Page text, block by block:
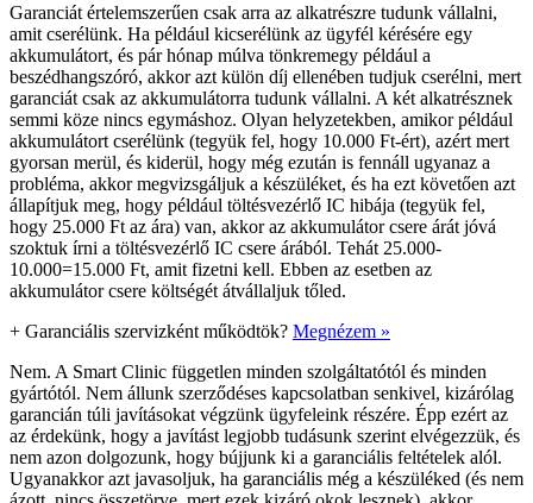
Garanciát értelemszerűen csak arra az alkatrészre tudunk vállalni,
amit cserélünk. Ha például kicserélünk az ügyfél kérésére egy
akkumulátort, és pár hónap múlva tönkremegy például a
beszédhangszóró, akkor azt külön díj ellenében tudjuk cserélni, mert
garanciát csak az akkumulátorra tudunk vállalni. A két alkatrésznek
semmi köze nincs egymáshoz. Olyan helyzetekben, amikor például
akkumulátort cserélünk (tegyük fel, hogy 10.000 Ft-ért), azért mert
gyorsan merül, és kiderül, hogy még ezután is fennáll ugyanaz a
probléma, akkor megvizsgáljuk a készüléket, és ha ezt követően azt
állapítjuk meg, hogy például töltésvezérlő IC hibája (tegyük fel,
hogy 25.000 Ft az ára) van, akkor az akkumulátor csere árát jóvá
szoktuk írni a töltésvezérlő IC csere árából. Tehát 25.000-
10.000=15.000 Ft, amit fizetni kell. Ebben az esetben az
akkumulátor csere költségét átvállaljuk tőled.
+ Garanciális szervizként működtök? Megnézem »
Nem. A Smart Clinic független minden szolgáltatótól és minden
gyártótól. Nem állunk szerződéses kapcsolatban senkivel, kizárólag
garancián túli javításokat végzünk ügyfeleink részére. Épp ezért az
az érdekünk, hogy a javítást legjobb tudásunk szerint elvégezzük, és
nem azon dolgozunk, hogy bújjunk ki a garanciális feltételek alól.
Ugyanakkor azt javasoljuk, ha garanciális még a készüléked (és nem